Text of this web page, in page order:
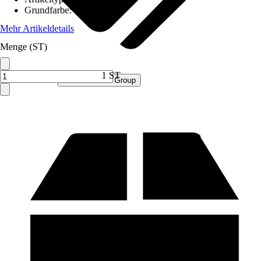
Verkauf durch: Procommerce Group
Grundfarbe:
Mehr Artikeldetails
Menge (ST)
1 ST